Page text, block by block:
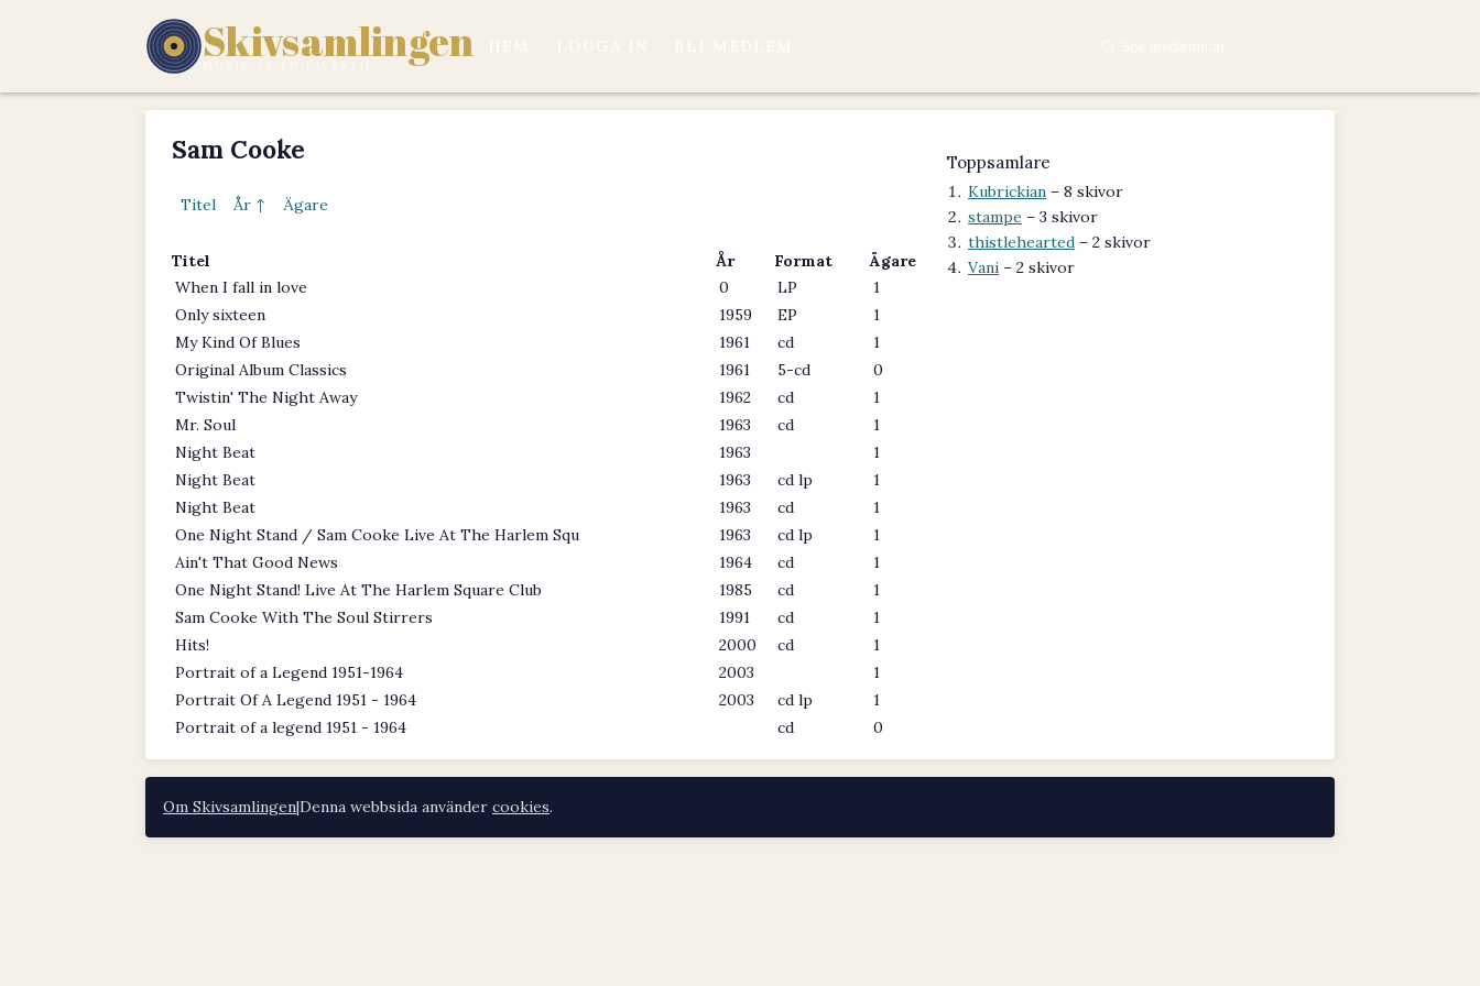
Skivsamlingen
Sam Cooke
Titel År ↑ Ägare
Titel År Format
Ägare
When I fall in love
0 LP
1
Only sixteen
1959 EP
1
My Kind Of Blues
1961 cd
1
Original Album Classics
1961 5-cd
0
Twistin' The Night Away
1962 cd
1
Mr. Soul
1963 cd
1
Night Beat
1963
1
Night Beat
1963 cd lp
1
Night Beat
1963 cd
1
One Night Stand / Sam Cooke Live At The Harlem Squ
1963 cd lp
1
Ain't That Good News
1964 cd
1
One Night Stand! Live At The Harlem Square Club
1985 cd
1
Sam Cooke With The Soul Stirrers
1991 cd
1
Hits!
2000 cd
1
Portrait of a Legend 1951-1964
2003
1
Portrait Of A Legend 1951 - 1964
2003 cd lp
1
Portrait of a legend 1951 - 1964
cd 0
Toppsamlare
Kubrickian – 8 skivor
stampe – 3 skivor
thistlehearted – 2 skivor
Vani – 2 skivor
Om Skivsamlingen|Denna webbsida använder cookies.